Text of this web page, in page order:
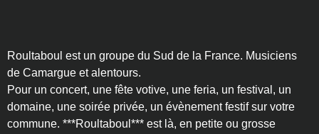
Roultaboul est un groupe du Sud de la France. Musiciens
de Camargue et alentours.
Pour un concert, une fête votive, une feria, un festival, un
domaine, une soirée privée, un évènement festif sur votre
commune. ***Roultaboul*** est là, en petite ou grosse